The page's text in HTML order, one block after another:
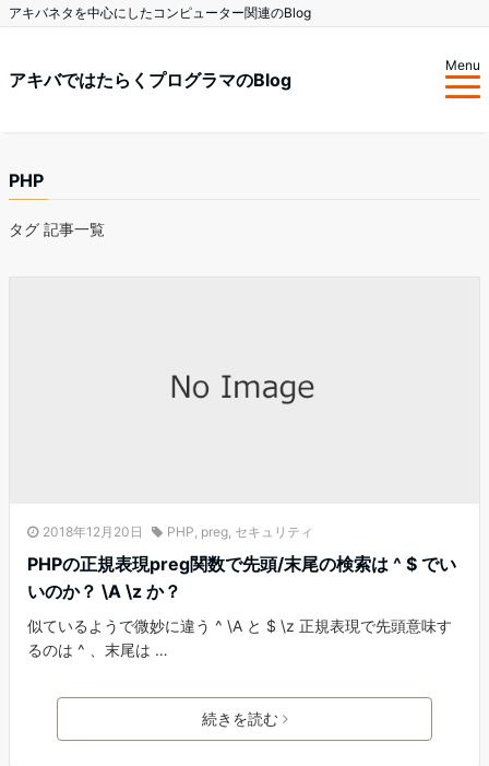
アキバネタを中心にしたコンピューター関連のBlog
アキバではたらくプログラマのBlog
Menu
PHP
タグ 記事一覧
2018年12月20日 PHP, preg, セキュリティ
PHPの正規表現preg関数で先頭/末尾の検索は ^ $ でい
いのか？ \A \z か？
似ているようで微妙に違う ^ \A と $ \z 正規表現で先頭意味す
るのは ^ 、末尾は …
続きを読む